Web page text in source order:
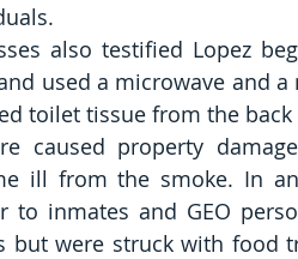
also testified Lopez
used a microwave and
toilet tissue from the
caused property
ill from the smoke. In
to inmates and GEO
but were struck with food